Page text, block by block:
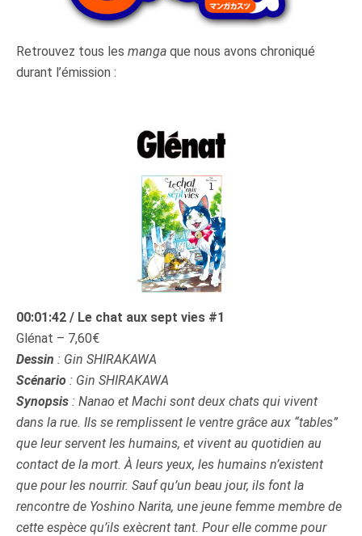
Retrouvez tous les manga que nous avons chroniqué
durant l’émission :
00:01:42 / Le chat aux sept vies #1
Glénat – 7,60€
Dessin : Gin SHIRAKAWA
Scénario : Gin SHIRAKAWA
Synopsis : Nanao et Machi sont deux chats qui vivent
dans la rue. Ils se remplissent le ventre grâce aux “tables”
que leur servent les humains, et vivent au quotidien au
contact de la mort. À leurs yeux, les humains n’existent
que pour les nourrir. Sauf qu’un beau jour, ils font la
rencontre de Yoshino Narita, une jeune femme membre de
cette espèce qu’ils exècrent tant. Pour elle comme pour